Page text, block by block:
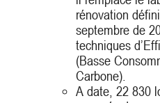
rénovation
septembre de
techniques
(Basse
Carbone).
A date, 22 830